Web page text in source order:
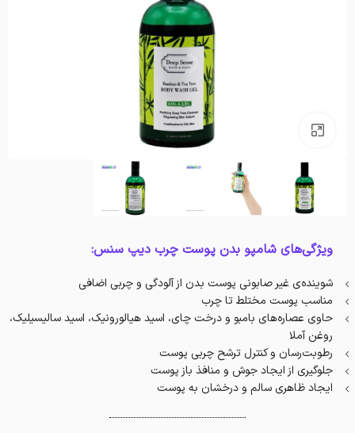
ویژگی‌های شامپو بدن پوست چرب دیپ سنس:
شوینده‌ی غیر صابونی پوست بدن از آلودگی و چربی اضافی
مناسب پوست مختلط تا چرب
حاوی عصاره‌های بامبو و درخت چای، اسید هیالورونیک، اسید سالیسیلیک،
روغن آملا
رطوبت‌رسان و کنترل ترشح چربی پوست
جلوگیری از ایجاد جوش و منافذ باز پوست
ایجاد ظاهری سالم و درخشان به پوست